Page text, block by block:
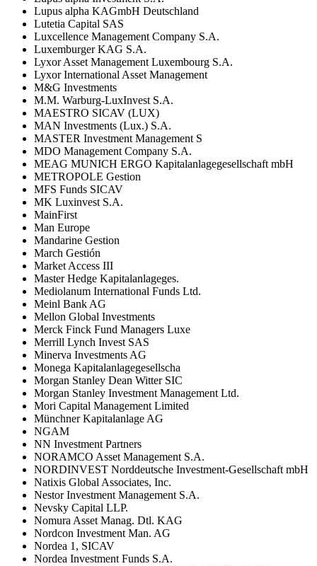
Lupus alpha KAGmbH Deutschland
Lutetia Capital SAS
Luxcellence Management Company S.A.
Luxemburger KAG S.A.
Lyxor Asset Management Luxembourg S.A.
Lyxor International Asset Management
M&G Investments
M.M. Warburg-LuxInvest S.A.
MAESTRO SICAV (LUX)
MAN Investments (Lux.) S.A.
MASTER Investment Management S
MDO Management Company S.A.
MEAG MUNICH ERGO Kapitalanlagegesellschaft mbH
METROPOLE Gestion
MFS Funds SICAV
MK Luxinvest S.A.
MainFirst
Man Europe
Mandarine Gestion
March Gestión
Market Access III
Master Hedge Kapitalanlageges.
Mediolanum International Funds Ltd.
Meinl Bank AG
Mellon Global Investments
Merck Finck Fund Managers Luxe
Merrill Lynch Invest SAS
Minerva Investments AG
Monega Kapitalanlagegesellscha
Morgan Stanley Dean Witter SIC
Morgan Stanley Investment Management Ltd.
Mori Capital Management Limited
Münchner Kapitalanlage AG
NGAM
NN Investment Partners
NORAMCO Asset Management S.A.
NORDINVEST Norddeutsche Investment-Gesellschaft mbH
Natixis Global Associates, Inc.
Nestor Investment Management S.A.
Nevsky Capital LLP.
Nomura Asset Manag. Dtl. KAG
Nordcon Investment Man. AG
Nordea 1, SICAV
Nordea Investment Funds S.A.